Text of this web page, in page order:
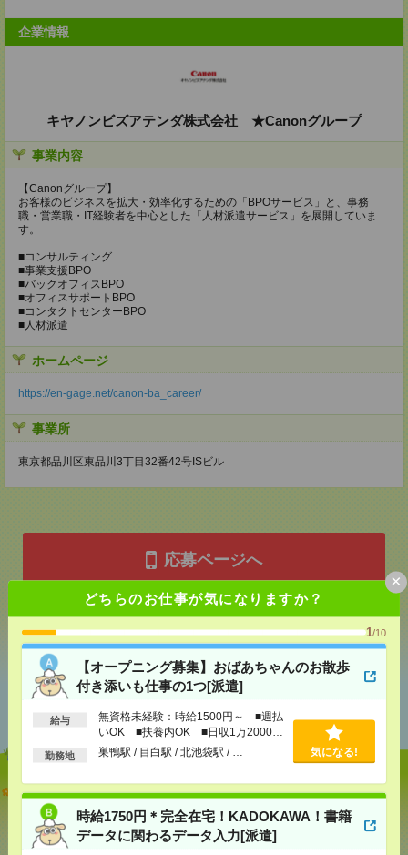
どちらのお仕事が気になりますか？
1/10
【オープニング募集】おばあちゃんのお散歩
付き添いも仕事の1つ[派遣]
給与
無資格未経験：時給1500円～ ■週払
いOK ■扶養内OK ■日収1万2000円
以上
勤務地 巣鴨駅 / 目白駅 / 北池袋駅 / … 気になる!
時給1750円＊完全在宅！KADOKAWA！書籍
データに関わるデータ入力[派遣]
×
企業情報
キヤノンビズアテンダ株式会社 ★Canonグループ
事業内容
【Canonグループ】
お客様のビジネスを拡大・効率化するための「BPOサービス」と、事務
職・営業職・IT経験者を中心とした「人材派遣サービス」を展開していま
す。
■コンサルティング
■事業支援BPO
■バックオフィスBPO
■オフィスサポートBPO
■コンタクトセンターBPO
■人材派遣
ホームページ
https://en-gage.net/canon-ba_career/
事業所
東京都品川区東品川3丁目32番42号ISビル
応募ページへ
あなたの閲覧履歴からの
おすすめ
【オープニング募集】おばあちゃんのお散歩付き添
いも仕事の1つ[派遣]
[給 与] 無資格未経験：時給1500円～ ■週払い